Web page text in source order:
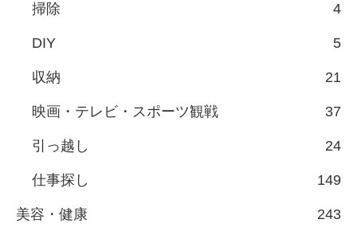
掃除 4
DIY 5
収納 21
映画・テレビ・スポーツ観戦 37
引っ越し 24
仕事探し 149
美容・健康 243